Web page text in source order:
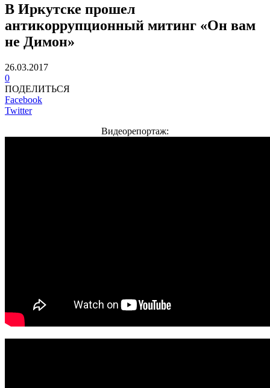
В Иркутске прошел
антикоррупционный митинг «Он вам
не Димон»
26.03.2017
0
ПОДЕЛИТЬСЯ
Facebook
Twitter
Видеорепортаж: